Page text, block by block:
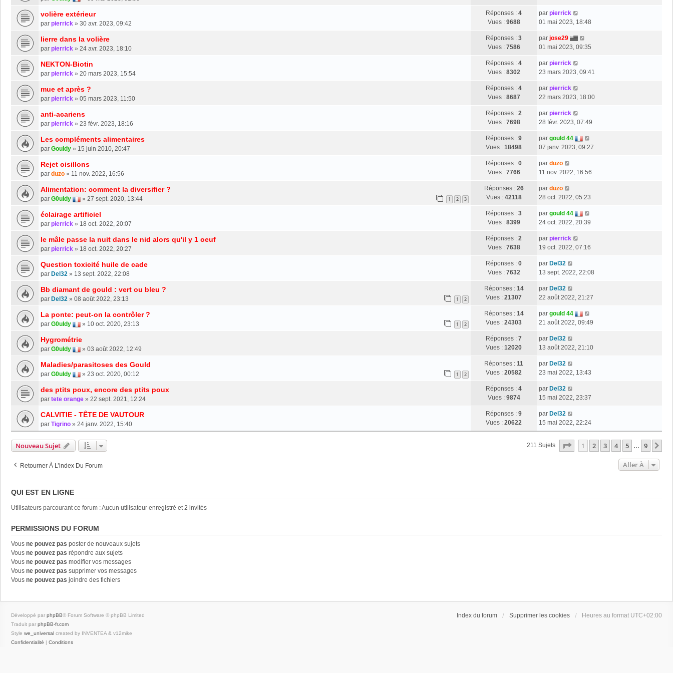
volière extérieur
par pierrick » 30 avr. 2023, 09:42
Réponses : 4
Vues : 9688
par pierrick
01 mai 2023, 18:48
lierre dans la volière
par pierrick » 24 avr. 2023, 18:10
Réponses : 3
Vues : 7586
par jose29
01 mai 2023, 09:35
NEKTON-Biotin
par pierrick » 20 mars 2023, 15:54
Réponses : 4
Vues : 8302
par pierrick
23 mars 2023, 09:41
mue et après ?
par pierrick » 05 mars 2023, 11:50
Réponses : 4
Vues : 8687
par pierrick
22 mars 2023, 18:00
anti-acariens
par pierrick » 23 févr. 2023, 18:16
Réponses : 2
Vues : 7698
par pierrick
28 févr. 2023, 07:49
Les compléments alimentaires
par Gouldy » 15 juin 2010, 20:47
Réponses : 9
Vues : 18498
par gould 44
07 janv. 2023, 09:27
Rejet oisillons
par duzo » 11 nov. 2022, 16:56
Réponses : 0
Vues : 7766
par duzo
11 nov. 2022, 16:56
Alimentation: comment la diversifier ?
par G0uldy » 27 sept. 2020, 13:44 1 2 3
Réponses : 26
Vues : 42118
par duzo
28 oct. 2022, 05:23
éclairage artificiel
par pierrick » 18 oct. 2022, 20:07
Réponses : 3
Vues : 8399
par gould 44
24 oct. 2022, 20:39
le mâle passe la nuit dans le nid alors qu'il y 1 oeuf
par pierrick » 18 oct. 2022, 20:27
Réponses : 2
Vues : 7638
par pierrick
19 oct. 2022, 07:16
Question toxicité huile de cade
par Del32 » 13 sept. 2022, 22:08
Réponses : 0
Vues : 7632
par Del32
13 sept. 2022, 22:08
Bb diamant de gould : vert ou bleu ?
par Del32 » 08 août 2022, 23:13 1 2
Réponses : 14
Vues : 21307
par Del32
22 août 2022, 21:27
La ponte: peut-on la contrôler ?
par G0uldy » 10 oct. 2020, 23:13 1 2
Réponses : 14
Vues : 24303
par gould 44
21 août 2022, 09:49
Hygrométrie
par G0uldy » 03 août 2022, 12:49
Réponses : 7
Vues : 12020
par Del32
13 août 2022, 21:10
Maladies/parasitoses des Gould
par G0uldy » 23 oct. 2020, 00:12 1 2
Réponses : 11
Vues : 20582
par Del32
23 mai 2022, 13:43
des ptits poux, encore des ptits poux
par tete orange » 22 sept. 2021, 12:24
Réponses : 4
Vues : 9874
par Del32
15 mai 2022, 23:37
CALVITIE - TÊTE DE VAUTOUR
par Tigrino » 24 janv. 2022, 15:40
Réponses : 9
Vues : 20622
par Del32
15 mai 2022, 22:24
Nouveau Sujet 211 Sujets Page Sur9
1 2 3 4 5 … 9
Retourner À L’index Du Forum Aller À
QUI EST EN LIGNE
Utilisateurs parcourant ce forum : Aucun utilisateur enregistré et 2 invités
PERMISSIONS DU FORUM
Vous ne pouvez pas poster de nouveaux sujets
Vous ne pouvez pas répondre aux sujets
Vous ne pouvez pas modifier vos messages
Vous ne pouvez pas supprimer vos messages
Vous ne pouvez pas joindre des fichiers
Index du forum Supprimer les cookies Heures au format UTC+02:00
Développé par phpBB® Forum Software © phpBB Limited
Traduit par phpBB-fr.com
Style we_universal created by INVENTEA & v12mike
Confidentialité | Conditions